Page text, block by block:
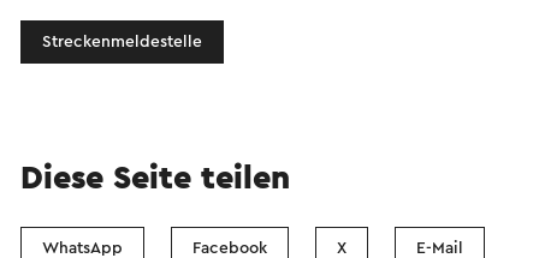
Streckenmeldestelle
Diese Seite teilen
WhatsApp Facebook X E-Mail